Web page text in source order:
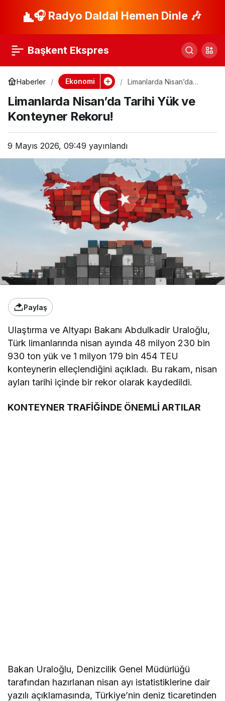
🎧 Radyo Daldal Hemen Dinle 🎶
Başkent Ekspres
Haberler Ekonomi
Limanlarda Nisan’da
Rekoru!
Limanlarda Nisan’da Tarihi Yük ve
Konteyner Rekoru!
9 Mayıs 2026, 09:49 yayınlandı
Paylaş
Ulaştırma ve Altyapı Bakanı Abdulkadir Uraloğlu,
Türk limanlarında nisan ayında 48 milyon 230 bin
930 ton yük ve 1 milyon 179 bin 454 TEU
konteynerin elleçlendiğini açıkladı. Bu rakam, nisan
ayları tarihi içinde bir rekor olarak kaydedildi.
KONTEYNER TRAFİĞİNDE ÖNEMLİ ARTILAR
Bakan Uraloğlu, Denizcilik Genel Müdürlüğü
tarafından hazırlanan nisan ayı istatistiklerine dair
yazılı açıklamasında, Türkiye’nin deniz ticaretinden
Yeni Atamalar: SPK
Değişiklikleri
Paylaş